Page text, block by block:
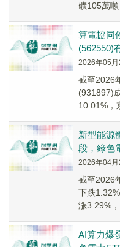
礦105萬噸
籌。
算電協同
(562550)
2026年05
截至2026
(931897)
10.01%，
新型能源
段，綠色
2026年04
截至2026
下跌
漲3.29%
跌。
AI算力爆